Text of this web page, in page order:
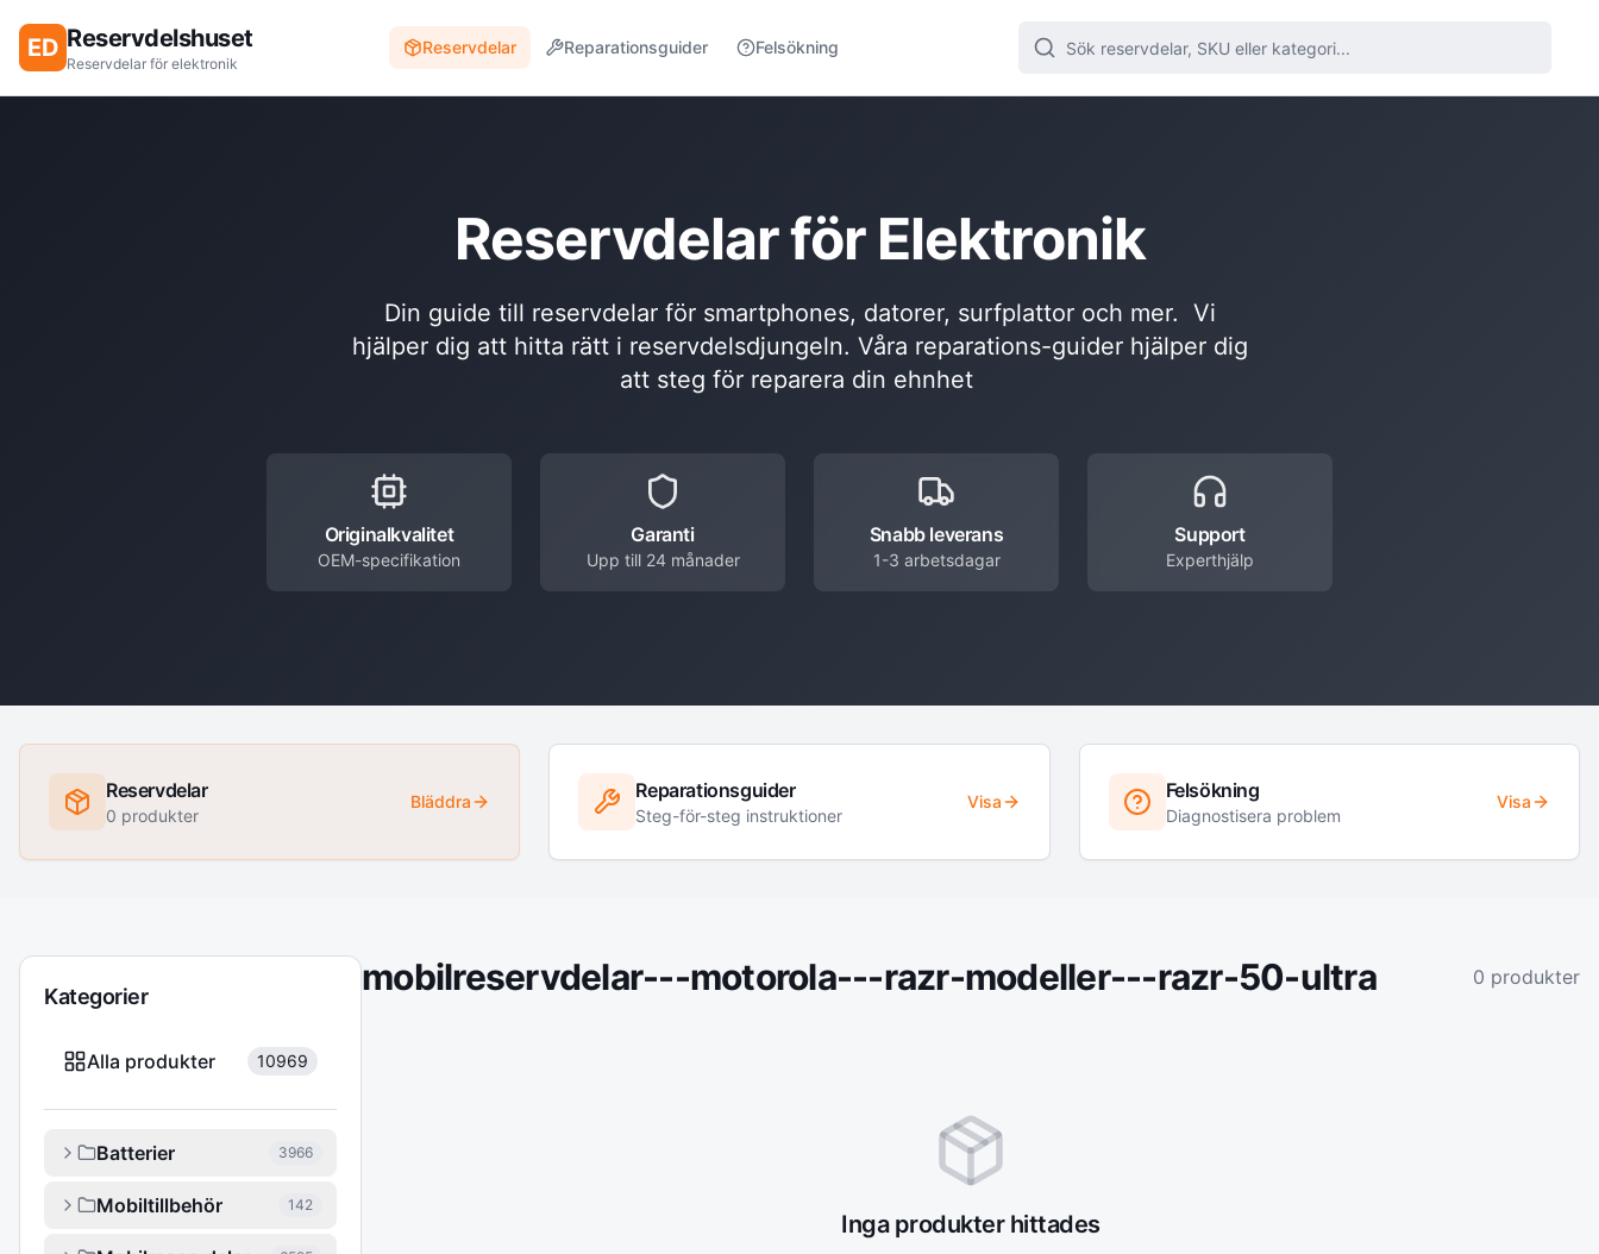
ED Reservdelshuset
Reservdelar för elektronik
Reservdelar Reparationsguider Felsökning
Reservdelar för Elektronik
Din guide till reservdelar för smartphones, datorer, surfplattor och mer. Vi
hjälper dig att hitta rätt i reservdelsdjungeln. Våra reparations-guider hjälper dig
att steg för reparera din ehnhet
Originalkvalitet
OEM-specifikation
Garanti
Upp till 24 månader
Snabb leverans
1-3 arbetsdagar
Support
Experthjälp
Reservdelar
0 produkter
Bläddra Reparationsguider
Steg-för-steg instruktioner
Visa Felsökning
Diagnostisera problem
Visa
Kategorier
Alla produkter 10969
Batterier 3966
Mobiltillbehör 142
mobilreservdelar---motorola---razr-modeller---razr-50-ultra 0 produkter
Inga produkter hittades